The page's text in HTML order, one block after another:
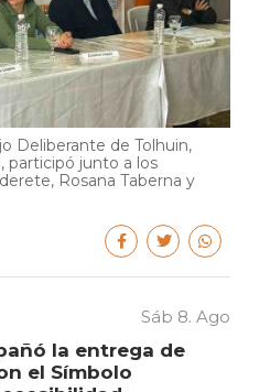
Deliberante de Tolhuin,
participó junto a los
Rosana Taberna y
Sáb 8. Ago
la entrega de
el Símbolo